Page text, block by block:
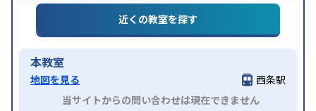
近くの教室を探す
本教室
地図を見る
西条駅
当サイトからの問い合わせは現在できません